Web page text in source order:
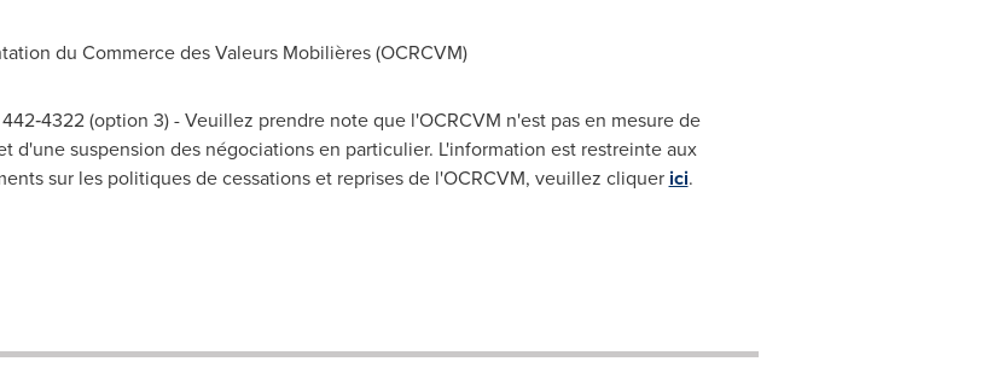
du Commerce des Valeurs Mobilières (OCRCVM)
(option 3) - Veuillez prendre note que l'OCRCVM n'est pas en mesure de
d'une suspension des négociations en particulier. L'information est restreinte aux
sur les politiques de cessations et reprises de l'OCRCVM, veuillez cliquer ici.